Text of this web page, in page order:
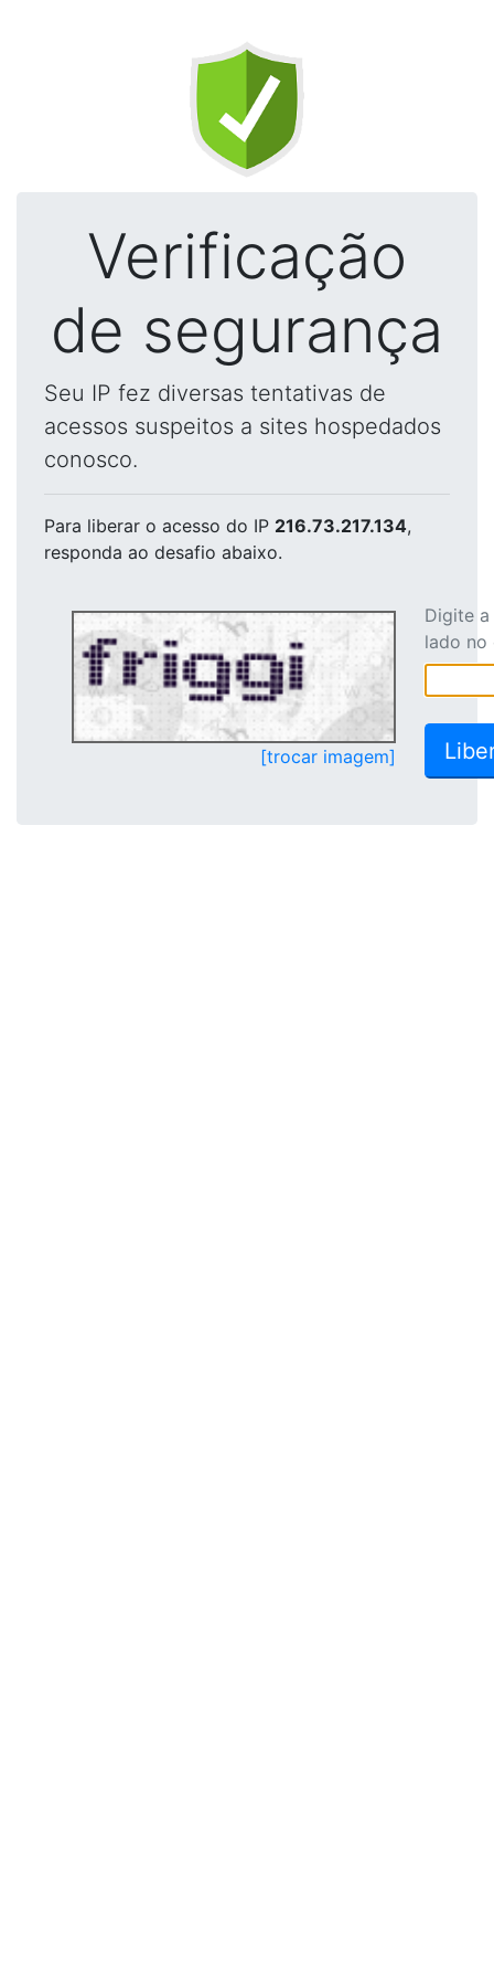
Verificação
de segurança
Seu IP fez diversas tentativas de
acessos suspeitos a sites hospedados
conosco.
Para liberar o acesso do IP 216.73.217.134,
responda ao desafio abaixo.
[trocar imagem]
Digite
lado no